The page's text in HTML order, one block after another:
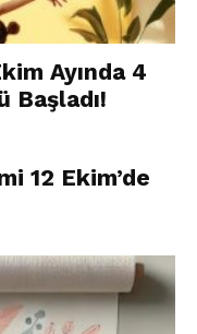
Ayında 4
Başladı!
12 Ekim’de